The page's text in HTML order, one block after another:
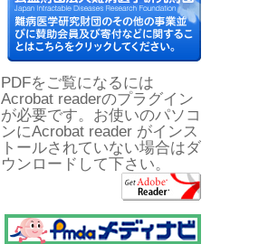
PDFをご覧になるには
Acrobat readerのプラグイン
が必要です。お使いのパソコ
ンにAcrobat reader がインス
トールされていない場合はダ
ウンロードして下さい。